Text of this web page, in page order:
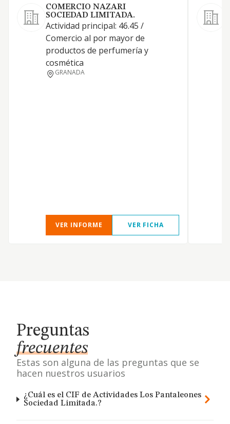
COMERCIO NAZARI
SOCIEDAD LIMITADA.
Actividad principal: 46.45 /
Comercio al por mayor de
productos de perfumería y
cosmética
GRANADA
VER INFORME VER FICHA
Preguntas
frecuentes
Estas son alguna de las preguntas que se
hacen nuestros usuarios
¿Cuál es el CIF de Actividades Los Pantaleones
Sociedad Limitada.?